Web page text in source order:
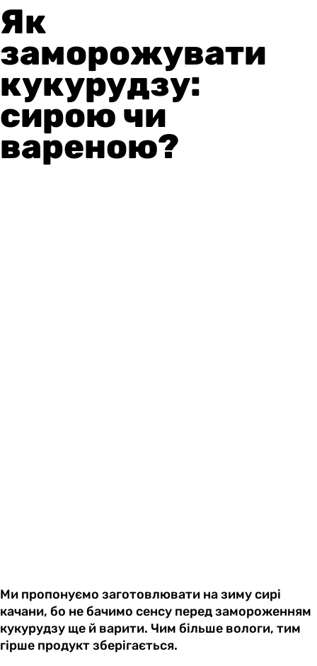
Як
заморожувати
кукурудзу:
сирою чи
вареною?
Ми пропонуємо заготовлювати на зиму сирі
качани, бо не бачимо сенсу перед замороженням
кукурудзу ще й варити. Чим більше вологи, тим
гірше продукт зберігається.